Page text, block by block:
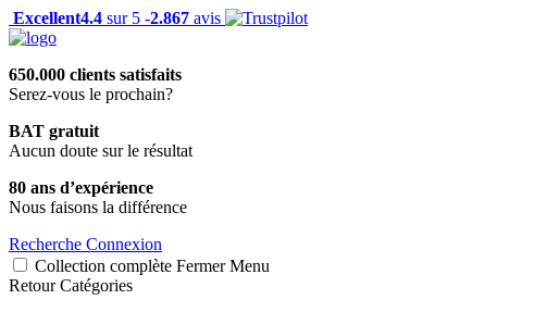
Excellent4.4 sur 5 -2.867 avis
650.000 clients satisfaits
Serez-vous le prochain?
BAT gratuit
Aucun doute sur le résultat
80 ans d’expérience
Nous faisons la différence
Recherche Connexion
Collection complète Fermer Menu
Retour Catégories